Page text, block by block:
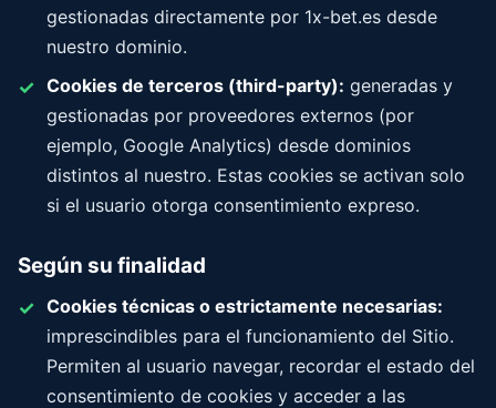
gestionadas directamente por 1x-bet.es desde
nuestro dominio.
Cookies de terceros (third-party): generadas y
gestionadas por proveedores externos (por
ejemplo, Google Analytics) desde dominios
distintos al nuestro. Estas cookies se activan solo
si el usuario otorga consentimiento expreso.
Según su finalidad
Cookies técnicas o estrictamente necesarias:
imprescindibles para el funcionamiento del Sitio.
Permiten al usuario navegar, recordar el estado del
consentimiento de cookies y acceder a las